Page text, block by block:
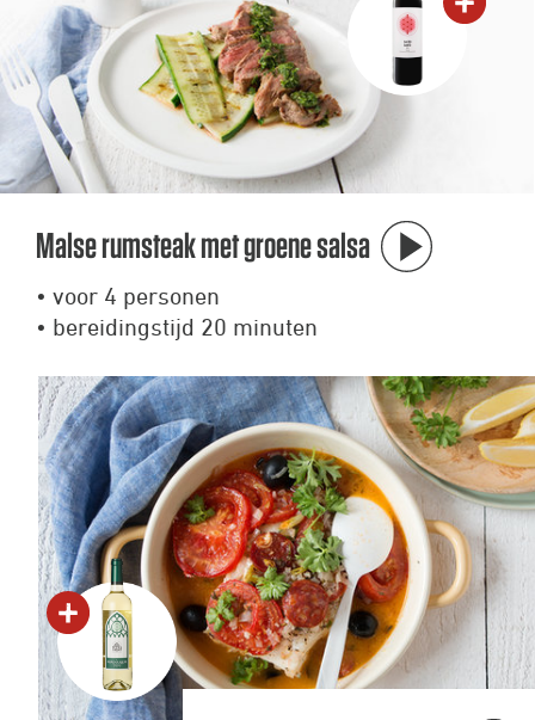
Malse rumsteak met groene salsa
• voor 4 personen
• bereidingstijd 20 minuten